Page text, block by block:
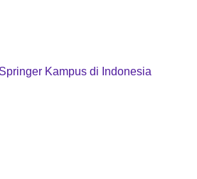
Kampus di Indonesia